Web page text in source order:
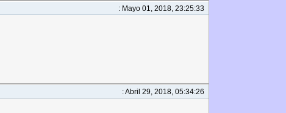
: Mayo 01, 2018, 23:25:33
: Abril 29, 2018, 05:34:26